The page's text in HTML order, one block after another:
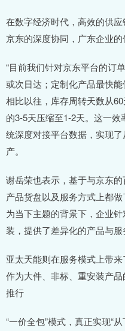
在数字经济时代，高效的供
京东的深度协同，广东企业的
“目前我们针对京东平台的订
或次日达；定制化产品最快能
相比以往，库存周转天数从
的3-5天压缩至1-2天。这一
统深度对接平台数据，实现了
产。
谢岳荣也表示，基于与京东的
产品货盘以及服务方式上都
为当下主题的背景下，企业
装，提供了差异化的产品与服
亚太天能则在服务模式上带
作为大件、非标、重安装产
推行
“一价全包”模式，真正实现“